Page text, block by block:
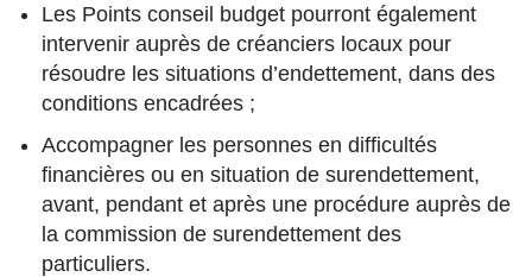
Les Points conseil budget pourront également
intervenir auprès de créanciers locaux pour
résoudre les situations d’endettement, dans des
conditions encadrées ;
Accompagner les personnes en difficultés
financières ou en situation de surendettement,
avant, pendant et après une procédure auprès de
la commission de surendettement des
particuliers.